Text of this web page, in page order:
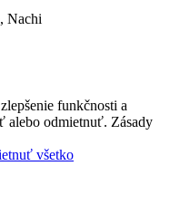
funkčnosti a
alebo odmietnuť. Zásady
všetko